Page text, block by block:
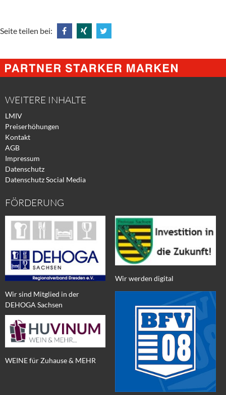
Seite teilen bei:
@
Facebook
@
Xing
@
Twitter
WEITERE INHALTE
LMIV
Preiserhöhungen
Kontakt
AGB
Impressum
Datenschutz
Datenschutz Social Media
FÖRDERUNG
Wir sind Mitglied in der
DEHOGA Sachsen
WEINE für Zuhause & MEHR
Wir werden digital